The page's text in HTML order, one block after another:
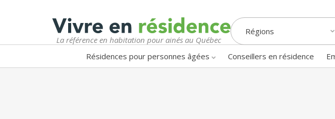
La référence en habitation pour ainés au Québec
Régions
Résidences pour personnes âgées Conseillers en résidence